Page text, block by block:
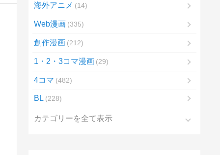
海外アニメ 14
Web漫画 335
創作漫画 212
1・2・3コマ漫画 29
4コマ 482
BL 228
カテゴリーを全て表示